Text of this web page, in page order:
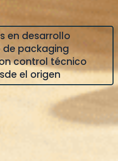
en desarrollo
packaging
control técnico
el origen​